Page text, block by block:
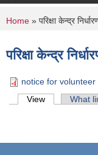
You are
Home » परिक्षा केन्द्र
परिक्षा केन्द्र
notice for volunteer
Primary
View (active tab)
What